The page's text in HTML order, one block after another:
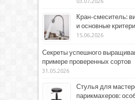
Кран-смеситель:
и основные
15.06.2026
Секреты успешного
примере проверенных сортов
31.05.2026
Стулья для
парикмахеров: